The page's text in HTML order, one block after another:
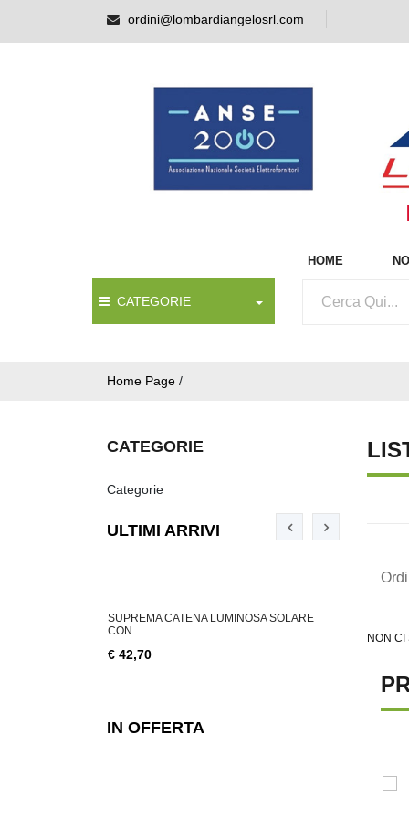
ordini@lombardiangelosrl.com
HOME
CATEGORIE
Home Page /
CATEGORIE
Categorie
ULTIMI ARRIVI
SUPREMA CATENA LUMINOSA SOLARE
CON
€ 42,70
€ 18,76
IN OFFERTA
NON CI